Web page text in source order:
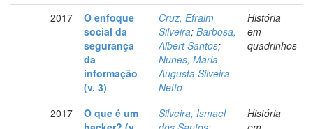
2017
O enfoque
social da
segurança
da
informação
(v. 3)
Cruz, Efraim
Silveira; Barbosa,
Albert Santos;
Nunes, Maria
Augusta Silveira
Netto
História
em
quadrinhos
2017
O que é um
Silveira, Ismael
História